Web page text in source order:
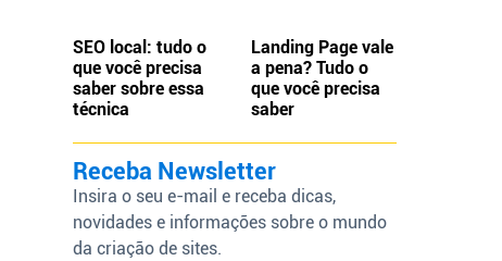
SEO local: tudo o
que você precisa
saber sobre essa
técnica
Landing Page vale
a pena? Tudo o
que você precisa
saber
Receba Newsletter
Insira o seu e-mail e receba dicas,
novidades e informações sobre o mundo
da criação de sites.